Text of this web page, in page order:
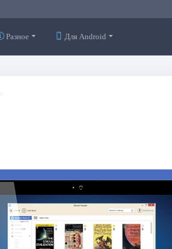
Разное Для Android